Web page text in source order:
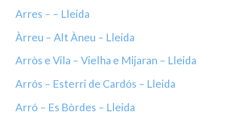
Arres – – Lleida
Àrreu – Alt Àneu – Lleida
Arròs e Vila – Vielha e Mijaran – Lleida
Arrós – Esterri de Cardós – Lleida
Arró – Es Bòrdes – Lleida